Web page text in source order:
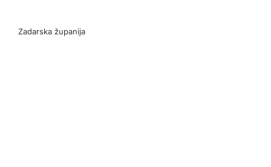
Zadarska županija